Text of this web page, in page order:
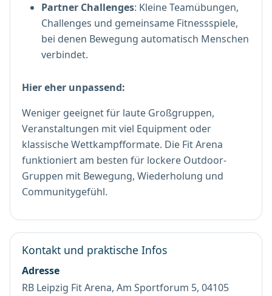
Partner Challenges: Kleine Teamübungen,
Challenges und gemeinsame Fitnessspiele,
bei denen Bewegung automatisch Menschen
verbindet.
Hier eher unpassend:
Weniger geeignet für laute Großgruppen,
Veranstaltungen mit viel Equipment oder
klassische Wettkampfformate. Die Fit Arena
funktioniert am besten für lockere Outdoor-
Gruppen mit Bewegung, Wiederholung und
Communitygefühl.
Kontakt und praktische Infos
Adresse
RB Leipzig Fit Arena, Am Sportforum 5, 04105